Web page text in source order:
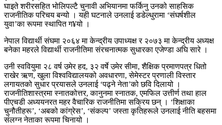
घाइते शरीरसहित भोलिपल्टै चुनावी अभियानमा फर्किनु उनको साहसिक
राजनीतिक परिचय बन्यो । यही घटनाले उनलाई डडेल्धुरामा ‘संघर्षशील
युवा’का रूपमा स्थापित ग¥यो ।
नेपाल विद्यार्थी संघमा २०६४ मा केन्द्रीय उपाध्यक्ष र २०७३ मा केन्द्रीय अध्यक्ष
बनेका महरले विद्यार्थी राजनीतिमा संरचनात्मक सुधारका एजेण्डा अघि सारे ।
उनी स्ववियुमा २८ वर्ष उमेर हद, ३२ वर्षे उमेर सीमा, शैक्षिक प्रमाणपत्र धितो
राखेर ऋण, खुला विश्वविद्यालयको अवधारणा, सेमेस्टर प्रणाली विस्तार
लगायतको सुधार प्रयासले उनलाई ‘पढ्ने नेता’को छवि दिलायो ।
राजनीतिशास्त्रमा स्नातकोत्तर, कानुनमा स्नातक, एमफिल उत्तीर्ण तथा हाल
पीएचडी अध्ययनरत महर वैचारिक राजनीतिमा सक्रिय छन् । ‘शिक्षाका
चुनौतीहरू’, ‘अबको कांग्रेस’, ‘संकल्प’ जस्ता कृतिहरूले उनलाई नीति बहसमा
संलग्न नेताका रूपमा चिनायो ।